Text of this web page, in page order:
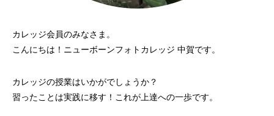
カレッジ会員のみなさま。
こんにちは！ニューボーンフォトカレッジ 中賀です。
カレッジの授業はいかがでしょうか？
習ったことは実践に移す！これが上達への一歩です。